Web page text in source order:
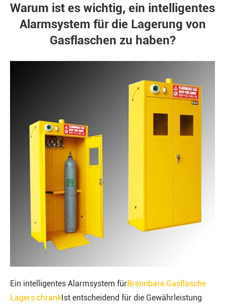
Warum ist es wichtig, ein intelligentes
Alarmsystem für die Lagerung von
Gasflaschen zu haben?
Ein intelligentes Alarmsystem fürBrennbare Gasflasche
Lagers chrankIst entscheidend für die Gewährleistung